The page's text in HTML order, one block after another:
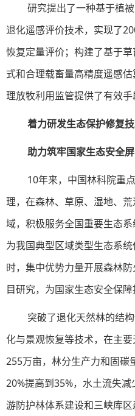
研究提出了一种基于植
退化遥感评价技术，实现了
恢复定量评价；构建了基于
式和合理载畜量高精度遥感
理放牧利用监管提供了有效手
着力研发生态保护修复
助力筑牢国家生态安全
10年来，中国林科院重
理，在森林、草原、湿地、
域，积极服务全国重要生态系
为我国典型区域类型生态系
时，集中优势力量开展森林
目研究，为国家生态安全保障
突破了退化天然林的结
化与景观恢复等技术，在主
255万亩，林分生产力和固碳
20%提高到35%，水土流失
游防护林体系建设和三峡库